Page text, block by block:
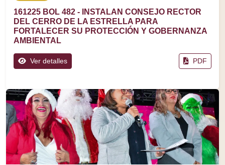
161225 BOL 482 - INSTALAN CONSEJO RECTOR
DEL CERRO DE LA ESTRELLA PARA
FORTALECER SU PROTECCIÓN Y GOBERNANZA
AMBIENTAL
Ver detalles PDF